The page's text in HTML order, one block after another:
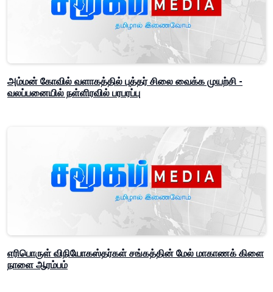
அம்மன் கோவில் வளாகத்தில் புத்தர் சிலை வைக்க முயற்சி -
வலப்பனையில் நள்ளிரவில் பரபரப்பு
எரிபொருள் விநியோகஸ்தர்கள் சங்கத்தின் மேல் மாகாணக் கிளை
நாளை ஆரம்பம்